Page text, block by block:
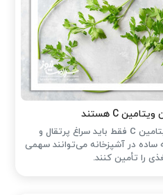
شاید تصور کنید برای دریافت ویتامین C فقط باید سراغ پرتقال و
ساده در آشپزخانه می‌توانند سهمی
را تأمین کنند.